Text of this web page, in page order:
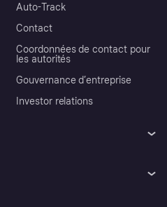
Auto-Track
Contact
Coordonnées de contact pour
les autorités
Gouvernance d’entreprise
Investor relations